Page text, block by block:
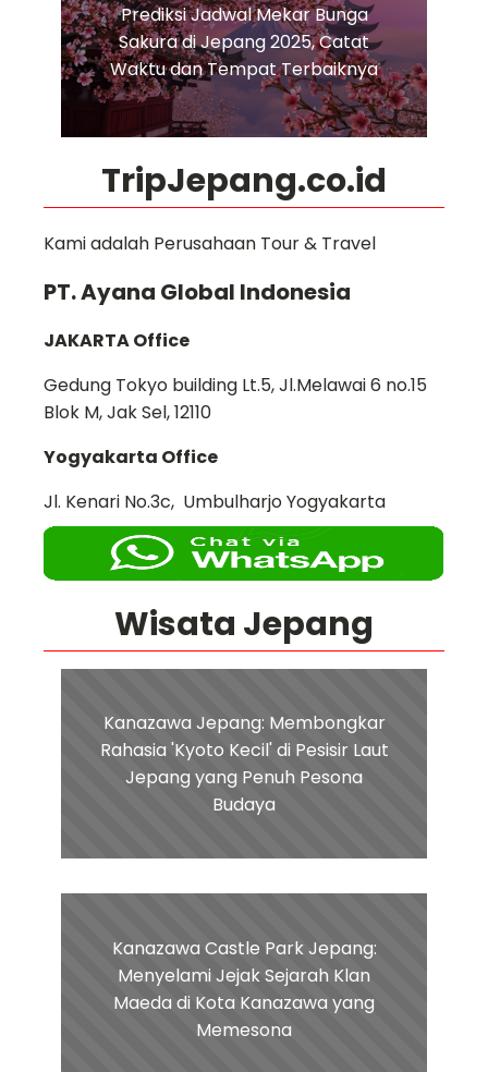
Prediksi Jadwal Mekar Bunga
Sakura di Jepang 2025, Catat
Waktu dan Tempat Terbaiknya
TripJepang.co.id
Kami adalah Perusahaan Tour & Travel
PT. Ayana Global Indonesia
JAKARTA Office
Gedung Tokyo building Lt.5, Jl.Melawai 6 no.15
Blok M, Jak Sel, 12110
Yogyakarta Office
Jl. Kenari No.3c, Umbulharjo Yogyakarta
Wisata Jepang
Kanazawa Jepang: Membongkar
Rahasia 'Kyoto Kecil' di Pesisir Laut
Jepang yang Penuh Pesona
Budaya
Kanazawa Castle Park Jepang:
Menyelami Jejak Sejarah Klan
Maeda di Kota Kanazawa yang
Memesona